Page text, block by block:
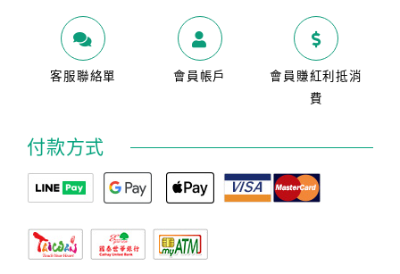
客服聯絡單 會員帳戶
會員賺紅利抵消
費
付款方式